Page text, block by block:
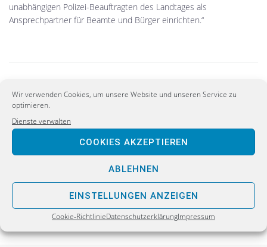
Wir verwenden Cookies, um unsere Website und unseren Service zu
optimieren.
Dienste verwalten
COOKIES AKZEPTIEREN
ABLEHNEN
EINSTELLUNGEN ANZEIGEN
Cookie-RichtlinieDatenschutzerklärungImpressum
unabhängigen Polizei-Beauftragten des Landtages als
Ansprechpartner für Beamte und Bürger einrichten.“
PREVIOUS
Rothenburg: Welche Fehler hat die Regierung
gemacht?
Dauer ausgelagert werden